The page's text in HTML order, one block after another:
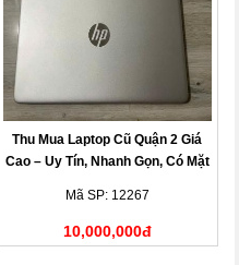
Thu Mua Laptop Cũ Quận 2 Giá
Cao – Uy Tín, Nhanh Gọn, Có Mặt
Mã SP: 12267
10,000,000đ